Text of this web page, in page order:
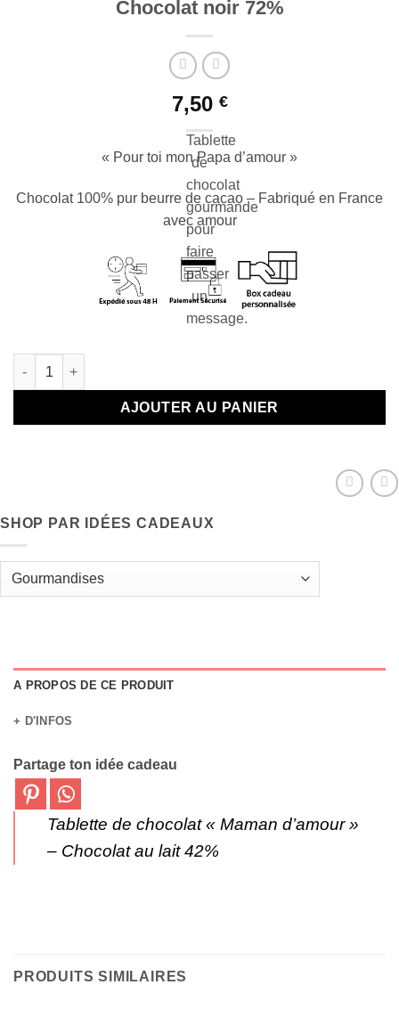
Chocolat noir 72%
7,50 €
Tablette
de
chocolat
gourmande
pour
faire
passer
un
message.
« Pour toi mon Papa d’amour »
Chocolat 100% pur beurre de cacao – Fabriqué en France
avec amour
quantité de Tablette de chocolat « Papa d’amour » – Chocolat
AJOUTER AU PANIER
SHOP PAR IDÉES CADEAUX
A PROPOS DE CE PRODUIT
+ D'INFOS
Partage ton idée cadeau
Tablette de chocolat « Maman d’amour »
– Chocolat au lait 42%
PRODUITS SIMILAIRES